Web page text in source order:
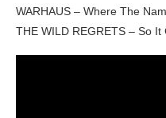
WARHAUS – Where The
THE WILD REGRETS – So It